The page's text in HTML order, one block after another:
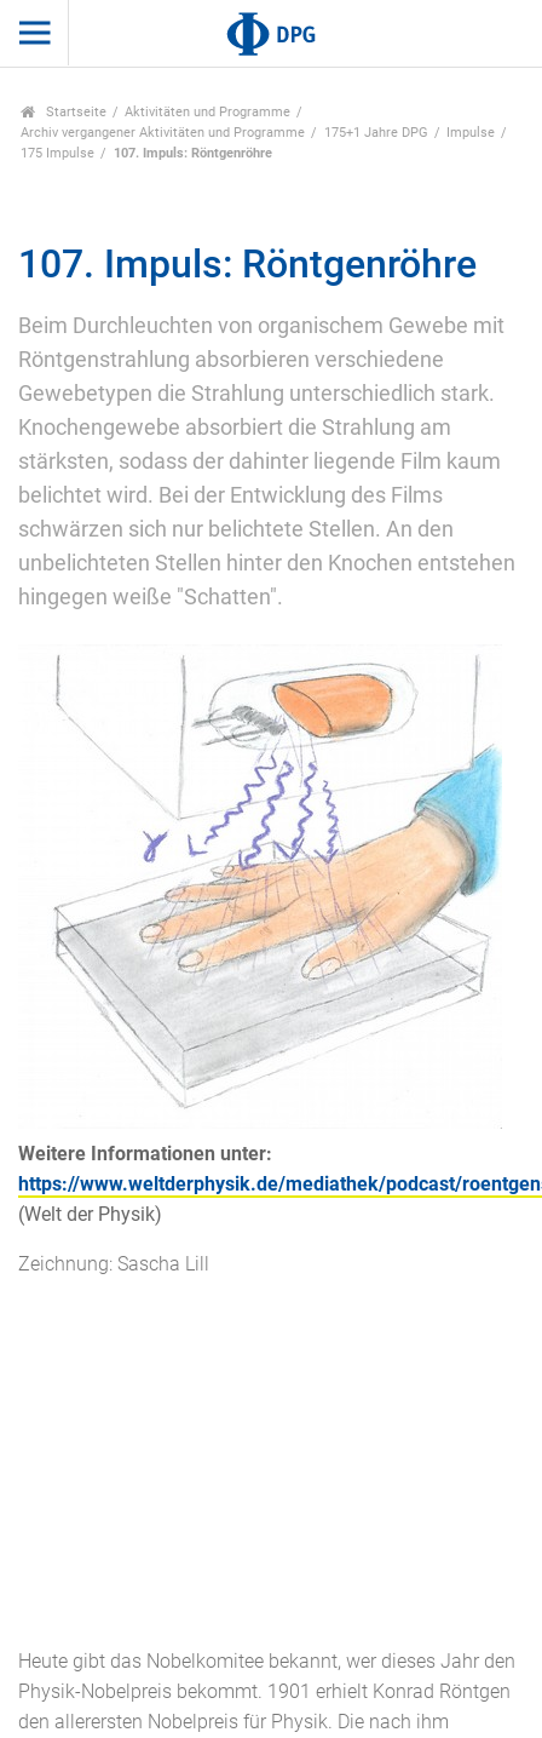
Startseite
Aktivitäten und Programme
Archiv vergangener Aktivitäten und Programme
175+1 Jahre DPG
Impulse
175 Impulse
107. Impuls: Röntgenröhre
107. Impuls: Röntgenröhre
Beim Durchleuchten von organischem Gewebe mit
Röntgenstrahlung absorbieren verschiedene
Gewebetypen die Strahlung unterschiedlich stark.
Knochengewebe absorbiert die Strahlung am
stärksten, sodass der dahinter liegende Film kaum
belichtet wird. Bei der Entwicklung des Films
schwärzen sich nur belichtete Stellen. An den
unbelichteten Stellen hinter den Knochen entstehen
hingegen weiße "Schatten".
Weitere Informationen unter:
https://www.weltderphysik.de/mediathek/podcast/
(Welt der Physik)
Zeichnung: Sascha Lill
Heute gibt das Nobelkomitee bekannt, wer dieses Jahr den
Physik-Nobelpreis bekommt. 1901 erhielt Konrad Röntgen
den allerersten Nobelpreis für Physik. Die nach ihm